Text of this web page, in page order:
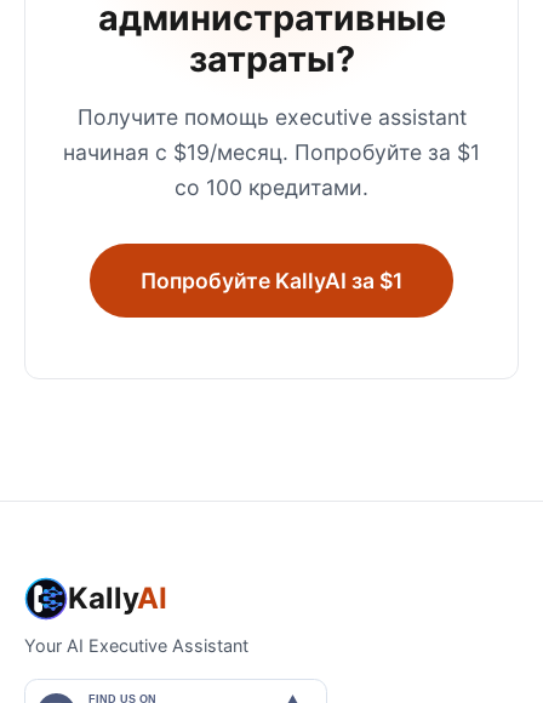
административные
затраты?
Получите помощь executive assistant
начиная с $19/месяц. Попробуйте за $1
со 100 кредитами.
Попробуйте KallyAI за $1
KallyAI
Your AI Executive Assistant